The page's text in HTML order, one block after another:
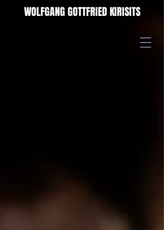
WOLFGANG GOTTFRIED KIRISITS